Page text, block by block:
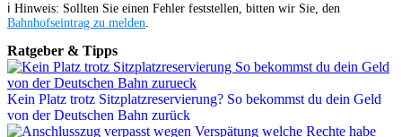
ℹ️ Hinweis: Sollten Sie einen Fehler feststellen, bitten wir Sie, den
Bahnhofseintrag zu melden
Ratgeber & Tipps
Kein Platz trotz Sitzplatzreservierung? So bekommst du dein Geld
von der Deutschen Bahn zurück